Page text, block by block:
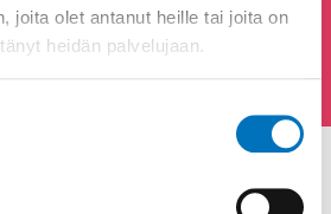
joita olet antanut heille tai joita on
heidän palvelujaan.